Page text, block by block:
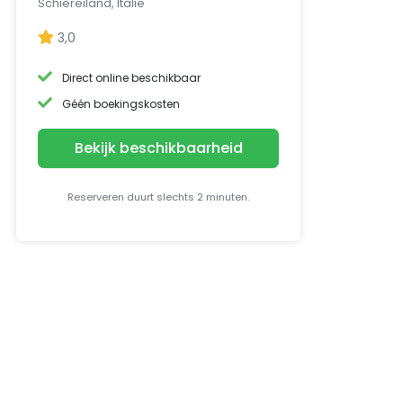
Schiereiland, Italië
3,0
Direct online beschikbaar
Géén boekingskosten
Bekijk beschikbaarheid
Reserveren duurt slechts 2 minuten.